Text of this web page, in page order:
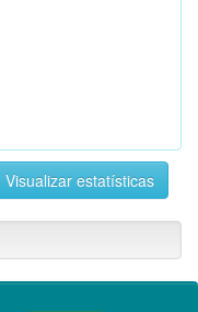
Visualizar estatísticas